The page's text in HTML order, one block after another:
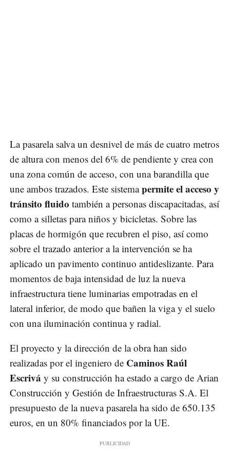
La pasarela salva un desnivel de más de cuatro metros
de altura con menos del 6% de pendiente y crea con
una zona común de acceso, con una barandilla que
une ambos trazados. Este sistemapermite el acceso y
tránsito fluido también a personas discapacitadas, así
como a silletas para niños y bicicletas. Sobre las
placas de hormigón que recubren el piso, así como
sobre el trazado anterior a la intervención se ha
aplicado un pavimento continuo antideslizante. Para
momentos de baja intensidad de luz la nueva
infraestructura tiene luminarias empotradas en el
lateral inferior, de modo que bañen la viga y el suelo
con una iluminación continua y radial.
El proyecto y la dirección de la obra han sido
realizadas por el ingeniero de Caminos Raúl
Escrivá y su construcción ha estado a cargo de Arian
Construcción y Gestión de Infraestructuras S.A. El
presupuesto de la nueva pasarela ha sido de 650.135
euros, en un 80% financiados por la UE.